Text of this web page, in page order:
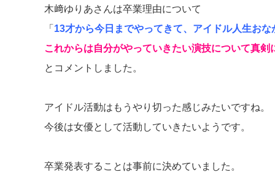
木﨑ゆりあさんは卒業理由について
「 13才から今日までやってきて、アイドル人生お
これからは自分がやっていきたい演技について真剣
とコメントしました。
アイドル活動はもうやり切った感じみたいですね。
今後は女優として活動していきたいようです。
卒業発表することは事前に決めていました。